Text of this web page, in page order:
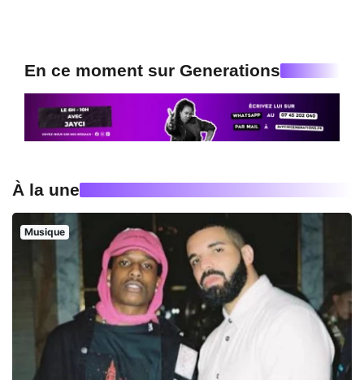
En ce moment sur Generations
À la une
Musique